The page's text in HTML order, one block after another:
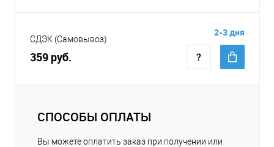
СДЭК (Самовывоз)
359 руб.
2-3 дня
СПОСОБЫ ОПЛАТЫ
Вы можете оплатить заказ при получении или